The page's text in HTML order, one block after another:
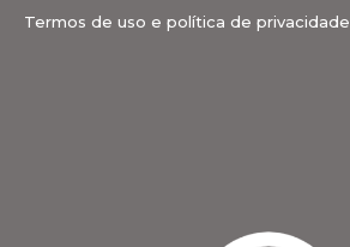
Termos de uso e política de privacidade